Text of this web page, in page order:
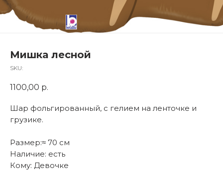
Мишка лесной
SKU:
1100,00 р.
Шар фольгированный, с гелием на ленточке и
грузике.
Размер:≈ 70 см
Наличие: есть
Кому: Девочке